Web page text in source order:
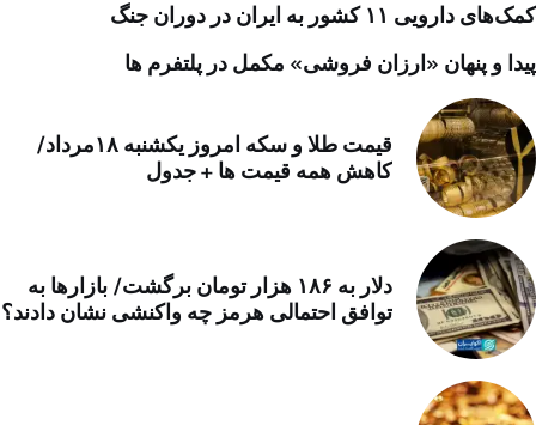
کمک‌های دارویی ۱۱ کشور به ایران در دوران جنگ
پیدا و پنهان «ارزان فروشی» مکمل در پلتفرم ها
قیمت طلا و سکه امروز یکشنبه ۱۸مرداد/
کاهش همه قیمت ها + جدول
دلار به ۱۸۶ هزار تومان برگشت/ بازارها به
توافق احتمالی هرمز چه واکنشی نشان دادند؟